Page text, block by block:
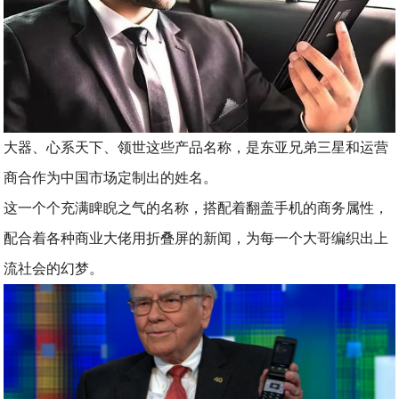
大器、心系天下、领世这些产品名称，是东亚兄弟三星和运营
商合作为中国市场定制出的姓名。
这一个个充满睥睨之气的名称，搭配着翻盖手机的商务属性，
配合着各种商业大佬用折叠屏的新闻，为每一个大哥编织出上
流社会的幻梦。